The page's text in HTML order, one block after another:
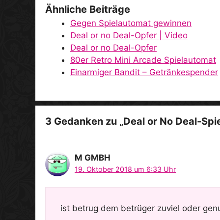
Ähnliche Beiträge
Gegen Spielautomat gewinnen
Deal or no Deal-Opfer | Video
Deal or no Deal-Opfer
80er Retro Mini Arcade Spielautomat
Einarmiger Bandit – Getränkespender
3 Gedanken zu „Deal or No Deal-
M GMBH
19. Oktober 2018 um 6:33 Uhr
ist betrug dem betrüger zuviel oder